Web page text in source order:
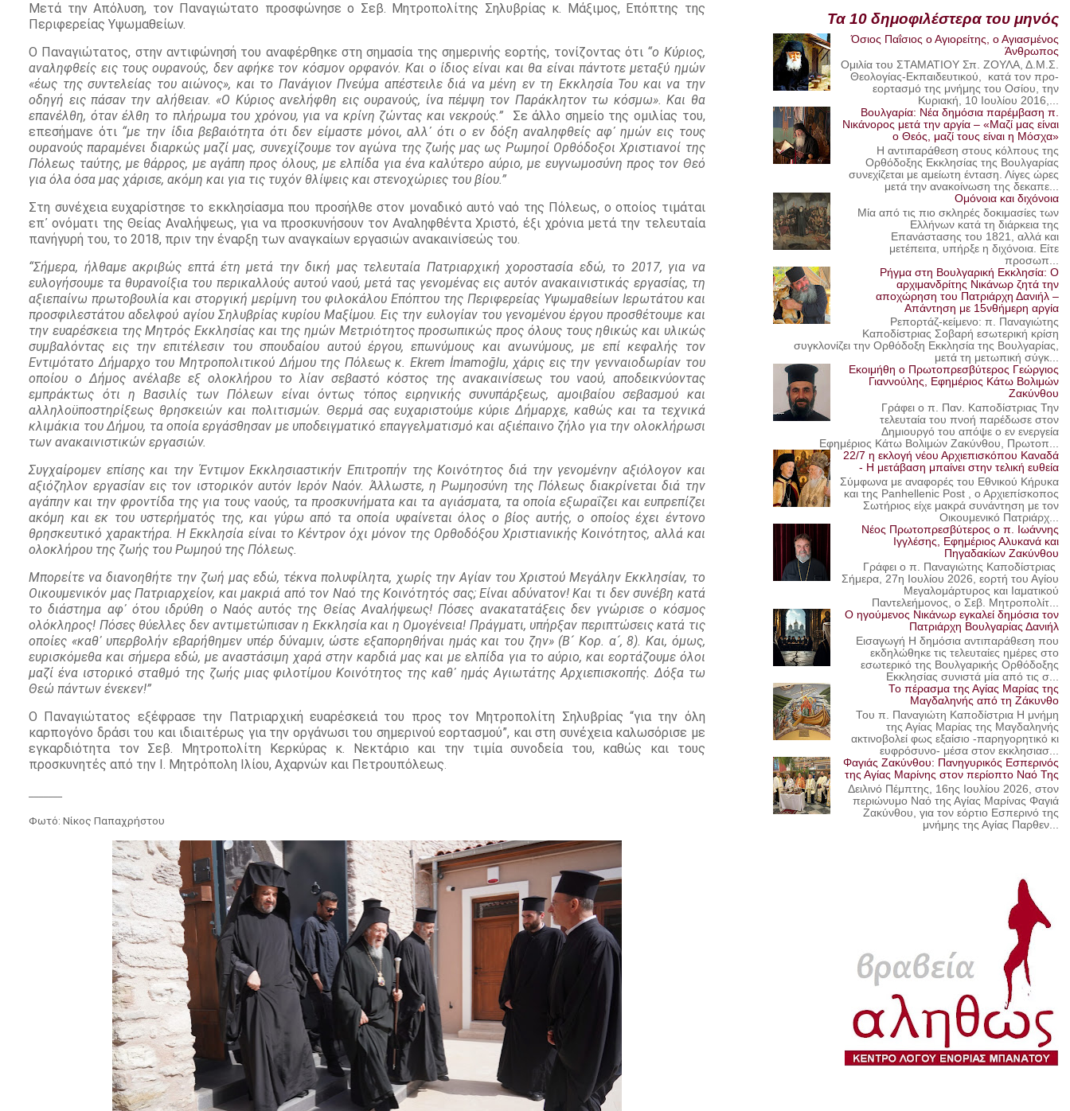
Μετά την Απόλυση, τον Παναγιώτατο προσφώνησε ο Σεβ. Μητροπολίτης Σηλυβρίας κ. Μάξιμος, Επόπτης της
Περιφερείας Υψωμαθείων.
Ο Παναγιώτατος, στην αντιφώνησή του αναφέρθηκε στη σημασία της σημερινής εορτής, τονίζοντας ότι “ο Κύριος,
αναληφθείς εις τους ουρανούς, δεν αφήκε τον κόσμον ορφανόν. Και ο ίδιος είναι και θα είναι πάντοτε μεταξύ ημών
«έως της συντελείας του αιώνος», και το Πανάγιον Πνεύμα απέστειλε διά να μένη εν τη Εκκλησία Του και να την
οδηγή εις πάσαν την αλήθειαν. «Ο Κύριος ανελήφθη εις ουρανούς, ίνα πέμψη τον Παράκλητον τω κόσμω». Και θα
επανέλθη, όταν έλθη το πλήρωμα του χρόνου, για να κρίνη ζώντας και νεκρούς.”
Σε άλλο σημείο της ομιλίας του,
επεσήμανε ότι “με την ίδια βεβαιότητα ότι δεν είμαστε μόνοι, αλλ᾽ ότι ο εν δόξη αναληφθείς αφ᾽ ημών εις τους
ουρανούς παραμένει διαρκώς μαζί μας, συνεχίζουμε τον αγώνα της ζωής μας ως Ρωμηοί Ορθόδοξοι Χριστιανοί της
Πόλεως ταύτης, με θάρρος, με αγάπη προς όλους, με ελπίδα για ένα καλύτερο αύριο, με ευγνωμοσύνη προς τον Θεό
για όλα όσα μας χάρισε, ακόμη και για τις τυχόν θλίψεις και στενοχώριες του βίου.”
Στη συνέχεια ευχαρίστησε το εκκλησίασμα που προσήλθε στον μοναδικό αυτό ναό της Πόλεως, ο οποίος τιμάται
επ᾽ ονόματι της Θείας Αναλήψεως, για να προσκυνήσουν τον Αναληφθέντα Χριστό, έξι χρόνια μετά την τελευταία
πανήγυρή του, το 2018, πριν την έναρξη των αναγκαίων εργασιών ανακαινίσεώς του.
“Σήμερα, ήλθαμε ακριβώς επτά έτη μετά την δική μας τελευταία Πατριαρχική χοροστασία εδώ, το 2017, για να
ευλογήσουμε τα θυρανοίξια του περικαλλούς αυτού ναού, μετά τας γενομένας εις αυτόν ανακαινιστικάς εργασίας, τη
αξιεπαίνω πρωτοβουλία και στοργική μερίμνη του φιλοκάλου Επόπτου της Περιφερείας Υψωμαθείων Ιερωτάτου και
προσφιλεστάτου αδελφού αγίου Σηλυβρίας κυρίου Μαξίμου. Εις την ευλογίαν του γενομένου έργου προσθέτουμε και
την ευαρέσκεια της Μητρός Εκκλησίας και της ημών Μετριότητος προσωπικώς προς όλους τους ηθικώς και υλικώς
συμβαλόντας εις την επιτέλεσιν του σπουδαίου αυτού έργου, επωνύμους και ανωνύμους, με επί κεφαλής τον
Εντιμότατο Δήμαρχο του Μητροπολιτικού Δήμου της Πόλεως κ. Ekrem İmamoğlu, χάρις εις την γενναιοδωρίαν του
οποίου ο Δήμος ανέλαβε εξ ολοκλήρου το λίαν σεβαστό κόστος της ανακαινίσεως του ναού, αποδεικνύοντας
εμπράκτως ότι η Βασιλίς των Πόλεων είναι όντως τόπος ειρηνικής συνυπάρξεως, αμοιβαίου σεβασμού και
αλληλοϋποστηρίξεως θρησκειών και πολιτισμών. Θερμά σας ευχαριστούμε κύριε Δήμαρχε, καθώς και τα τεχνικά
κλιμάκια του Δήμου, τα οποία εργάσθησαν με υποδειγματικό επαγγελματισμό και αξιέπαινο ζήλο για την ολοκλήρωσι
των ανακαινιστικών εργασιών.
Συγχαίρομεν επίσης και την Έντιμον Εκκλησιαστικήν Επιτροπήν της Κοινότητος διά την γενομένην αξιόλογον και
αξιόζηλον εργασίαν εις τον ιστορικόν αυτόν Ιερόν Ναόν. Άλλωστε, η Ρωμηοσύνη της Πόλεως διακρίνεται διά την
αγάπην και την φροντίδα της για τους ναούς, τα προσκυνήματα και τα αγιάσματα, τα οποία εξωραΐζει και ευπρεπίζει
ακόμη και εκ του υστερήματός της, και γύρω από τα οποία υφαίνεται όλος ο βίος αυτής, ο οποίος έχει έντονο
θρησκευτικό χαρακτήρα. Η Εκκλησία είναι το Κέντρον όχι μόνον της Ορθοδόξου Χριστιανικής Κοινότητος, αλλά και
ολοκλήρου της ζωής του Ρωμηού της Πόλεως.
Μπορείτε να διανοηθήτε την ζωή μας εδώ, τέκνα πολυφίλητα, χωρίς την Αγίαν του Χριστού Μεγάλην Εκκλησίαν, το
Οικουμενικόν μας Πατριαρχείον, και μακριά από τον Ναό της Κοινότητός σας; Είναι αδύνατον! Και τι δεν συνέβη κατά
το διάστημα αφ᾽ ότου ιδρύθη ο Ναός αυτός της Θείας Αναλήψεως! Πόσες ανακατατάξεις δεν γνώρισε ο κόσμος
ολόκληρος! Πόσες θύελλες δεν αντιμετώπισαν η Εκκλησία και η Ομογένεια! Πράγματι, υπήρξαν περιπτώσεις κατά τις
οποίες «καθ᾽ υπερβολήν εβαρήθημεν υπέρ δύναμιν, ώστε εξαπορηθήναι ημάς και του ζην» (Β´ Κορ. α´, 8). Και, όμως,
ευρισκόμεθα και σήμερα εδώ, με αναστάσιμη χαρά στην καρδιά μας και με ελπίδα για το αύριο, και εορτάζουμε όλοι
μαζί ένα ιστορικό σταθμό της ζωής μιας φιλοτίμου Κοινότητος της καθ᾽ ημάς Αγιωτάτης Αρχιεπισκοπής. Δόξα τω
Θεώ πάντων ένεκεν!”
Ο Παναγιώτατος εξέφρασε την Πατριαρχική ευαρέσκειά του προς τον Μητροπολίτη Σηλυβρίας “για την όλη
καρπογόνο δράσι του και ιδιαιτέρως για την οργάνωσι του σημερινού εορτασμού”, και στη συνέχεια καλωσόρισε με
εγκαρδιότητα τον Σεβ. Μητροπολίτη Κερκύρας κ. Νεκτάριο και την τιμία συνοδεία του, καθώς και τους
προσκυνητές από την Ι. Μητρόπολη Ιλίου, Αχαρνών και Πετρουπόλεως.
Φωτό: Νίκος Παπαχρήστου
Τα 10 δημοφιλέστερα του μηνός
Όσιος Παΐσιος ο Αγιορείτης, ο Αγιασμένος
Άνθρωπος
Ομιλία του ΣΤΑΜΑΤΙΟΥ Σπ. ΖΟΥΛΑ, Δ.Μ.Σ.
Θεολογίας-Εκπαιδευτικού, κατά τον προ-
εορτασμό της μνήμης του Οσίου, την
Κυριακή, 10 Ιουλίου 2016,...
Βουλγαρία: Νέα δημόσια παρέμβαση π.
Νικάνορος μετά την αργία – «Μαζί μας είναι
ο Θεός, μαζί τους είναι η Μόσχα»
Η αντιπαράθεση στους κόλπους της
Ορθόδοξης Εκκλησίας της Βουλγαρίας
συνεχίζεται με αμείωτη ένταση. Λίγες ώρες
μετά την ανακοίνωση της δεκαπε...
Ομόνοια και διχόνοια
Μία από τις πιο σκληρές δοκιμασίες των
Ελλήνων κατά τη διάρκεια της
Επανάστασης του 1821, αλλά και
μετέπειτα, υπήρξε η διχόνοια. Είτε
προσωπ...
Ρήγμα στη Βουλγαρική Εκκλησία: Ο
αρχιμανδρίτης Νικάνωρ ζητά την
αποχώρηση του Πατριάρχη Δανιήλ –
Απάντηση με 15νθήμερη αργία
Ρεπορτάζ-κείμενο: π. Παναγιώτης
Καποδίστριας Σοβαρή εσωτερική κρίση
συγκλονίζει την Ορθόδοξη Εκκλησία της Βουλγαρίας,
μετά τη μετωπική σύγκ...
Εκοιμήθη ο Πρωτοπρεσβύτερος Γεώργιος
Γιαννούλης, Εφημέριος Κάτω Βολιμών
Ζακύνθου
Γράφει ο π. Παν. Καποδίστριας Την
τελευταία του πνοή παρέδωσε στον
Δημιουργό του απόψε ο εν ενεργεία
Εφημέριος Κάτω Βολιμών Ζακύνθου, Πρωτοπ...
22/7 η εκλογή νέου Αρχιεπισκόπου Καναδά
- Η μετάβαση μπαίνει στην τελική ευθεία
Σύμφωνα με αναφορές του Εθνικού Κήρυκα
και της Panhellenic Post , ο Αρχιεπίσκοπος
Σωτήριος είχε μακρά συνάντηση με τον
Οικουμενικό Πατριάρχ...
Νέος Πρωτοπρεσβύτερος ο π. Ιωάννης
Ιγγλέσης, Εφημέριος Αλυκανά και
Πηγαδακίων Ζακύνθου
Γράφει ο π. Παναγιώτης Καποδίστριας
Σήμερα, 27η Ιουλίου 2026, εορτή του Αγίου
Μεγαλομάρτυρος και Ιαματικού
Παντελεήμονος, ο Σεβ. Μητροπολίτ...
Ο ηγούμενος Νικάνωρ εγκαλεί δημόσια τον
Πατριάρχη Βουλγαρίας Δανιήλ
Εισαγωγή Η δημόσια αντιπαράθεση που
εκδηλώθηκε τις τελευταίες ημέρες στο
εσωτερικό της Βουλγαρικής Ορθόδοξης
Εκκλησίας συνιστά μία από τις σ...
Το πέρασμα της Αγίας Μαρίας της
Μαγδαληνής από τη Ζάκυνθο
Του π. Παναγιώτη Καποδίστρια Η μνήμη
της Αγίας Μαρίας της Μαγδαληνής
ακτινοβολεί φως εξαίσιο -παρηγορητικό κι
ευφρόσυνο- μέσα στον εκκλησιασ...
Φαγιάς Ζακύνθου: Πανηγυρικός Εσπερινός
της Αγίας Μαρίνης στον περίοπτο Ναό Της
Δειλινό Πέμπτης, 16ης Ιουλίου 2026, στον
περιώνυμο Ναό της Αγίας Μαρίνας Φαγιά
Ζακύνθου, για τον εόρτιο Εσπερινό της
μνήμης της Αγίας Παρθεν...